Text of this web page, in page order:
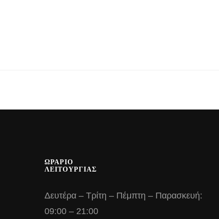
ΩΡΑΡΙΟ
ΛΕΙΤΟΥΡΓΙΑΣ
Δευτέρα – Τρίτη – Πέμπτη – Παρασκευή:
09:00 – 21:00